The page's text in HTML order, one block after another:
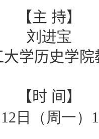
【主 持】
刘进宝
大学历史学院
【时 间】
12 日（周一）